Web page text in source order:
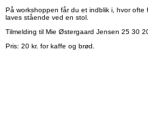
På workshoppen får du et indblik i, hvor ofte
laves stående ved en stol.
Tilmelding til Mie Østergaard Jensen 25 30
Pris: 20 kr. for kaffe og brød.